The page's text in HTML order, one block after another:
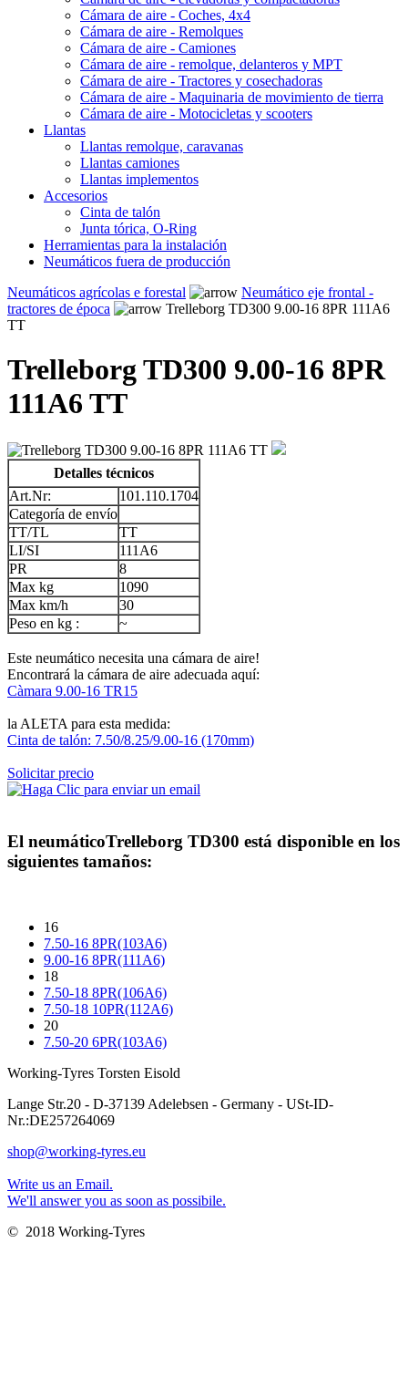
Cámara de aire - Coches, 4x4
Cámara de aire - Remolques
Cámara de aire - Camiones
Cámara de aire - remolque, delanteros y MPT
Cámara de aire - Tractores y cosechadoras
Cámara de aire - Maquinaria de movimiento de tierra
Cámara de aire - Motocicletas y scooters
Llantas
Llantas remolque, caravanas
Llantas camiones
Llantas implementos
Accesorios
Cinta de talón
Junta tórica, O-Ring
Herramientas para la instalación
Neumáticos fuera de producción
Neumáticos agrícolas e forestal
Neumático eje frontal -
tractores de época
Trelleborg TD300 9.00-16 8PR 111A6
TT
Trelleborg TD300 9.00-16 8PR
111A6 TT
Detalles técnicos
Art.Nr:
101.110.1704
Categoría de envío
TT/TL
TT
LI/SI
111A6
PR
8
Max kg
1090
Max km/h
30
Peso en kg :
~
Este neumático necesita una cámara de aire!
Encontrará la cámara de aire adecuada aquí:
Càmara 9.00-16 TR15
la ALETA para esta medida:
Cinta de talón: 7.50/8.25/9.00-16 (170mm)
Solicitar precio
El neumáticoTrelleborg TD300 está disponible en los
siguientes tamaños:
16
7.50-16 8PR(103A6)
9.00-16 8PR(111A6)
18
7.50-18 8PR(106A6)
7.50-18 10PR(112A6)
20
7.50-20 6PR(103A6)
Working-Tyres Torsten Eisold
Lange Str.20 - D-37139 Adelebsen - Germany - USt-ID-
Nr.:DE257264069
shop@working-tyres.eu
Write us an Email.
We'll answer you as soon as possibile.
© 2018 Working-Tyres